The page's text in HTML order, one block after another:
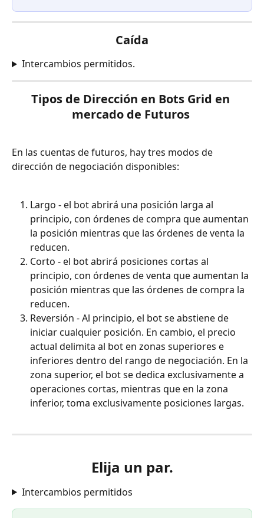
Caída
Intercambios permitidos.
Tipos de Dirección en Bots Grid en
mercado de Futuros
En las cuentas de futuros, hay tres modos de
dirección de negociación disponibles:
Largo - el bot abrirá una posición larga al
principio, con órdenes de compra que aumentan
la posición mientras que las órdenes de venta la
reducen.
Corto - el bot abrirá posiciones cortas al
principio, con órdenes de venta que aumentan la
posición mientras que las órdenes de compra la
reducen.
Reversión - Al principio, el bot se abstiene de
iniciar cualquier posición. En cambio, el precio
actual delimita al bot en zonas superiores e
inferiores dentro del rango de negociación. En la
zona superior, el bot se dedica exclusivamente a
operaciones cortas, mientras que en la zona
inferior, toma exclusivamente posiciones largas.
Elija un par.
Intercambios permitidos